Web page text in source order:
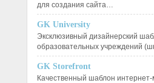
для создания сайта…
GK University
Эксклюзивный дизайнерский
образовательных учреждений
GK Storefront
Качественный шаблон